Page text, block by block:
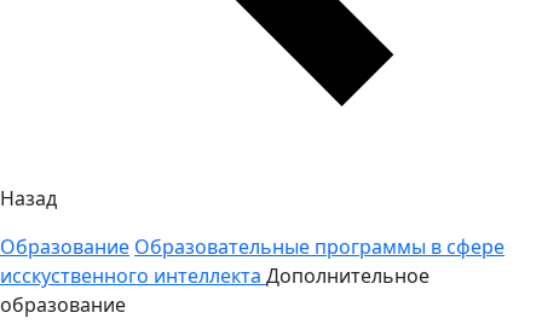
Назад
Образование Образовательные программы в сфере
исскуственного интеллекта Дополнительное
образование